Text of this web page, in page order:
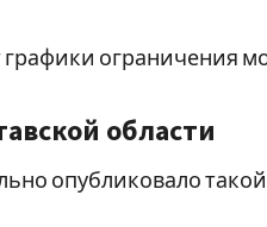
графики ограничения
области
опубликовало